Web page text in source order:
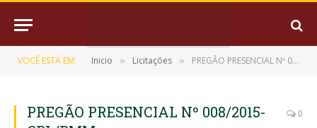
VOCÊ ESTÁ EM: Inicio » Licitações » PREGÃO PRESENCIAL Nº 008/2015-CPL/PMM
PREGÃO PRESENCIAL Nº 008/2015-
0